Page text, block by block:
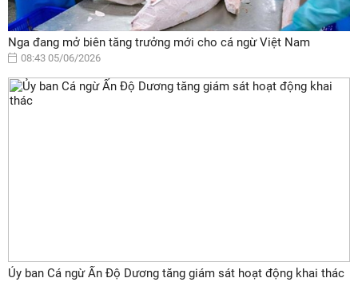
Nga đang mở biên tăng trưởng mới cho cá ngừ Việt Nam
08:43 05/06/2026
Ủy ban Cá ngừ Ấn Độ Dương tăng giám sát hoạt động khai thác